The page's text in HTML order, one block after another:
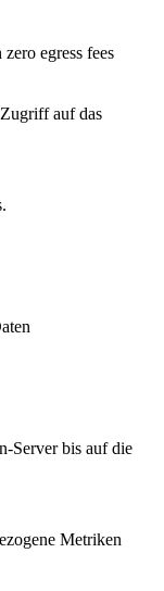
egress fees
auf das
Server bis auf die
Metriken